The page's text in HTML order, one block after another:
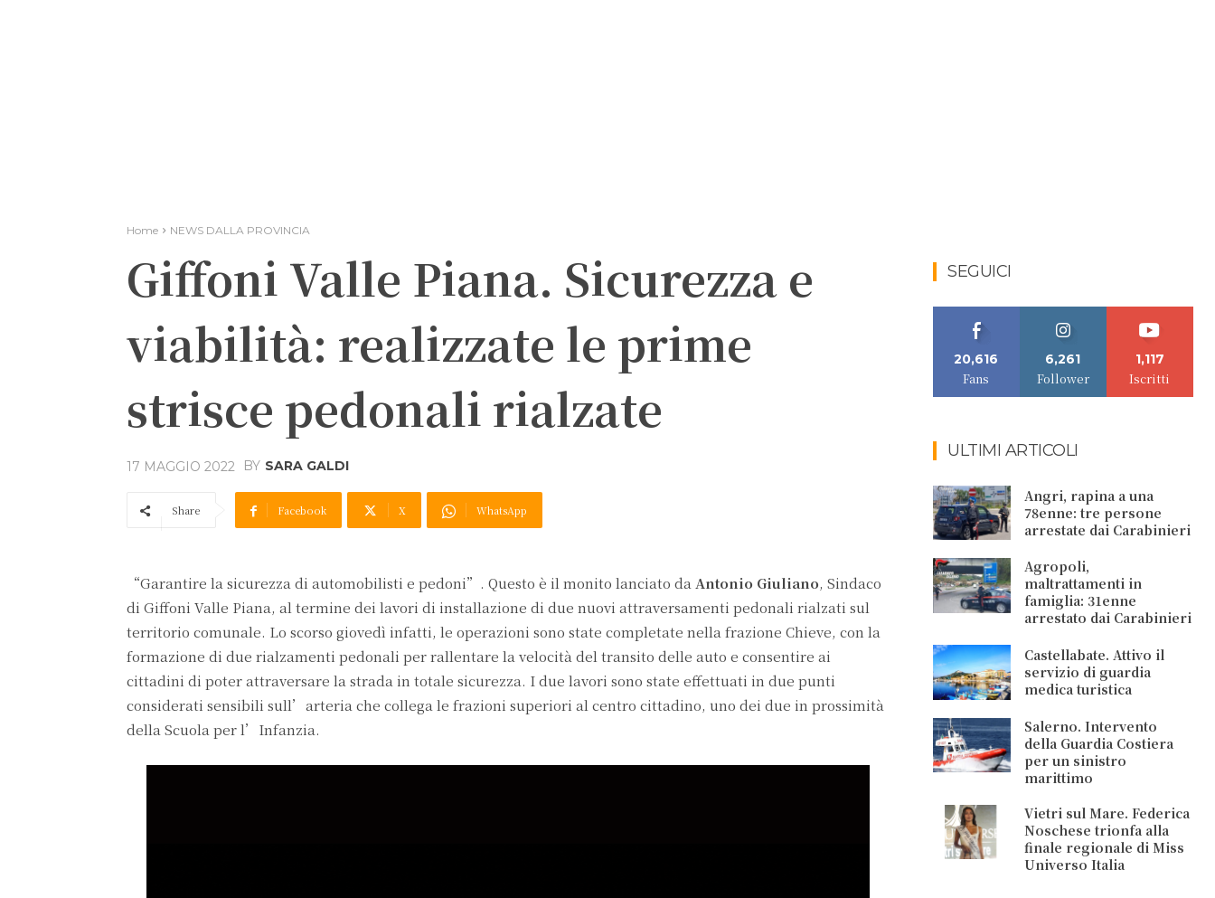
Home NEWS DALLA PROVINCIA
Giffoni Valle Piana. Sicurezza e
viabilità: realizzate le prime
strisce pedonali rialzate
17 MAGGIO 2022 BY SARA GALDI
Share Facebook X WhatsApp
“Garantire la sicurezza di automobilisti e pedoni”. Questo è il monito lanciato da Antonio Giuliano, Sindaco
di Giffoni Valle Piana, al termine dei lavori di installazione di due nuovi attraversamenti pedonali rialzati sul
territorio comunale. Lo scorso giovedì infatti, le operazioni sono state completate nella frazione Chieve, con la
formazione di due rialzamenti pedonali per rallentare la velocità del transito delle auto e consentire ai
cittadini di poter attraversare la strada in totale sicurezza. I due lavori sono state effettuati in due punti
considerati sensibili sull’arteria che collega le frazioni superiori al centro cittadino, uno dei due in prossimità
della Scuola per l’Infanzia.
SEGUICI
20,616
Fans
6,261
Follower
1,117
Iscritti
ULTIMI ARTICOLI
Angri, rapina a una
78enne: tre persone
arrestate dai Carabinieri
Agropoli,
maltrattamenti in
famiglia: 31enne
arrestato dai Carabinieri
Castellabate. Attivo il
servizio di guardia
medica turistica
Salerno. Intervento
della Guardia Costiera
per un sinistro
marittimo
Vietri sul Mare. Federica
Noschese trionfa alla
finale regionale di Miss
Universo Italia